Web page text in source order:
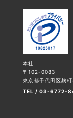
本社
〒102-0083
東京都千代田区麹
TEL / 03-6772-